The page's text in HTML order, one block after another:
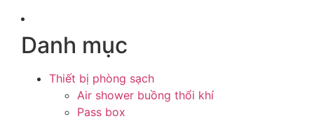
Danh mục
Thiết bị phòng sạch
Air shower buồng thổi khí
Pass box